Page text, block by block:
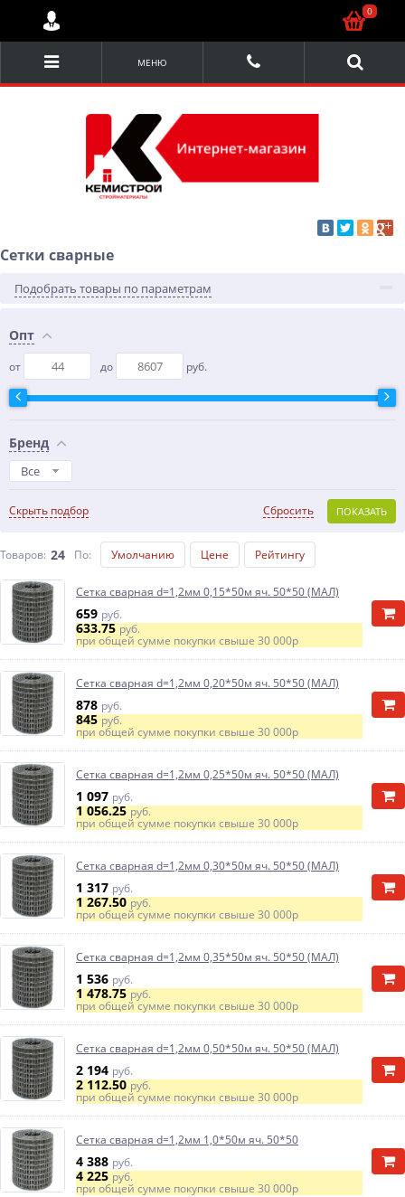
МЕНЮ
Сетки сварные
Подобрать товары по параметрам
Опт
от до руб.
Бренд
Все
Скрыть подбор ПОКАЗАТЬ
Сбросить
Товаров: 24 По: Умолчанию Цене Рейтингу
Сетка сварная d=1,2мм 0,15*50м яч. 50*50 (МАЛ)
659 руб.
633.75руб.
при общей сумме покупки свыше 30 000р
Сетка сварная d=1,2мм 0,20*50м яч. 50*50 (МАЛ)
878 руб.
845руб.
при общей сумме покупки свыше 30 000р
Сетка сварная d=1,2мм 0,25*50м яч. 50*50 (МАЛ)
1 097 руб.
1 056.25руб.
при общей сумме покупки свыше 30 000р
Сетка сварная d=1,2мм 0,30*50м яч. 50*50 (МАЛ)
1 317 руб.
1 267.50руб.
при общей сумме покупки свыше 30 000р
Сетка сварная d=1,2мм 0,35*50м яч. 50*50 (МАЛ)
1 536 руб.
1 478.75руб.
при общей сумме покупки свыше 30 000р
Сетка сварная d=1,2мм 0,50*50м яч. 50*50 (МАЛ)
2 194 руб.
2 112.50руб.
при общей сумме покупки свыше 30 000р
Сетка сварная d=1,2мм 1,0*50м яч. 50*50
4 388 руб.
4 225руб.
при общей сумме покупки свыше 30 000р
0